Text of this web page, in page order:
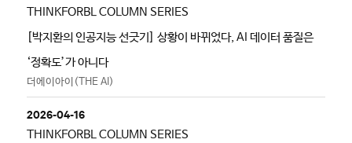
THINKFORBL COLUMN SERIES
[박지환의 인공지능 선긋기] 상황이 바뀌었다, AI 데이터 품질은
‘정확도’가 아니다
더에이아이(THE AI)
2026-04-16
THINKFORBL COLUMN SERIES